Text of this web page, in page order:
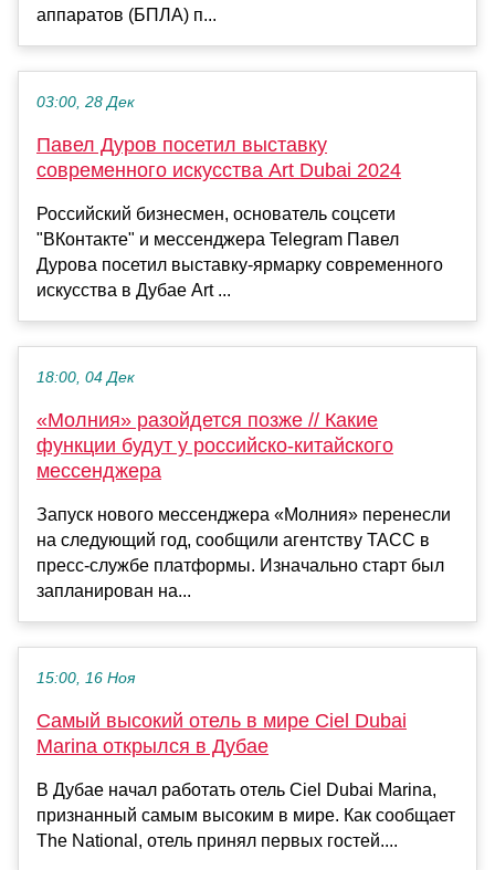
аппаратов (БПЛА) п...
03:00, 28 Дек
Павел Дуров посетил выставку
современного искусства Art Dubai 2024
Российский бизнесмен, основатель соцсети
"ВКонтакте" и мессенджера Telegram Павел
Дурова посетил выставку-ярмарку современного
искусства в Дубае Art ...
18:00, 04 Дек
«Молния» разойдется позже // Какие
функции будут у российско-китайского
мессенджера
Запуск нового мессенджера «Молния» перенесли
на следующий год, сообщили агентству ТАСС в
пресс-службе платформы. Изначально старт был
запланирован на...
15:00, 16 Ноя
Самый высокий отель в мире Ciel Dubai
Marina открылся в Дубае
В Дубае начал работать отель Ciel Dubai Marina,
признанный самым высоким в мире. Как сообщает
The National, отель принял первых гостей....